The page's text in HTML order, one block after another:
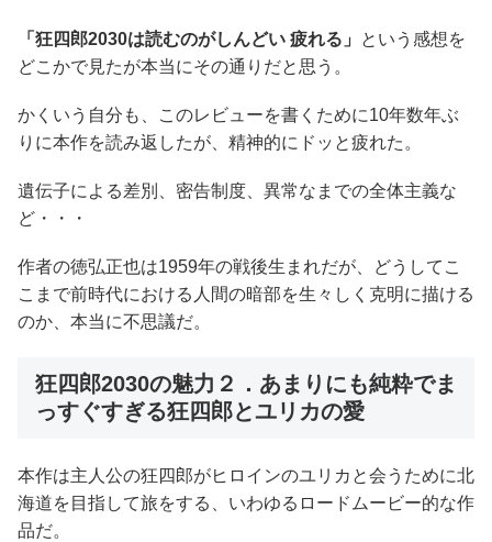
「狂四郎2030は読むのがしんどい 疲れる」
という感想を
どこかで見たが本当にその通りだと思う。
かくいう自分も、このレビューを書くために10年数年ぶ
りに本作を読み返したが、精神的にドッと疲れた。
遺伝子による差別、密告制度、異常なまでの全体主義な
ど・・・
作者の徳弘正也は1959年の戦後生まれだが、どうしてこ
こまで前時代における人間の暗部を生々しく克明に描ける
のか、本当に不思議だ。
狂四郎2030の魅力２．あまりにも純粋でま
っすぐすぎる狂四郎とユリカの愛
本作は主人公の狂四郎がヒロインのユリカと会うために北
海道を目指して旅をする、いわゆるロードムービー的な作
品だ。